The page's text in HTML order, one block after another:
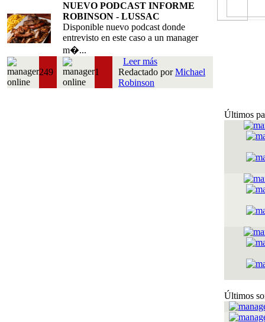
NUEVO PODCAST INFORME
ROBINSON - LUSSAC
Disponible nuevo podcast donde
entrevisto en este caso a un manager
m�...
249 1
Leer más
Redactado porMichael
Robinson
Últimos
Últimos